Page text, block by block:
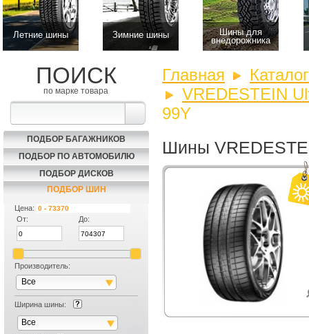
Летние шины Зимние шины
Шины для
внедорожника
ПОИСК
по марке товара
ПОДБОР БАГАЖНИКОВ
ПОДБОР ПО АВТОМОБИЛЮ
ПОДБОР ДИСКОВ
ПОДБОР ШИН
Цена:
От:
До:
Производитель:
Все
Ширина шины:
Все
Главная
VREDESTEIN
99Y
Шины